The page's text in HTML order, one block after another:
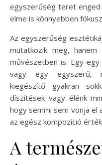
egyszerűség teret enged
elme is könnyebben
Az egyszerűség
mutatkozik meg,
művészetben is. Egy-
vagy egy egyszerű,
kiegészítő gyakran
díszítések vagy élénk
hogy semmi sem vonja el
az egész kompozíció
A